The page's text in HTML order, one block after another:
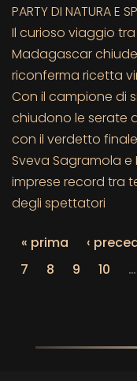
PARTY DI NATURA E
Il curioso viaggio
Madagascar chiude
riconferma ricetta
Con il campione di
chiudono le serate
con il verdetto finale
Sveva Sagramola e
imprese record tra
degli spettatori
« prima ‹
7
8 9 10 …